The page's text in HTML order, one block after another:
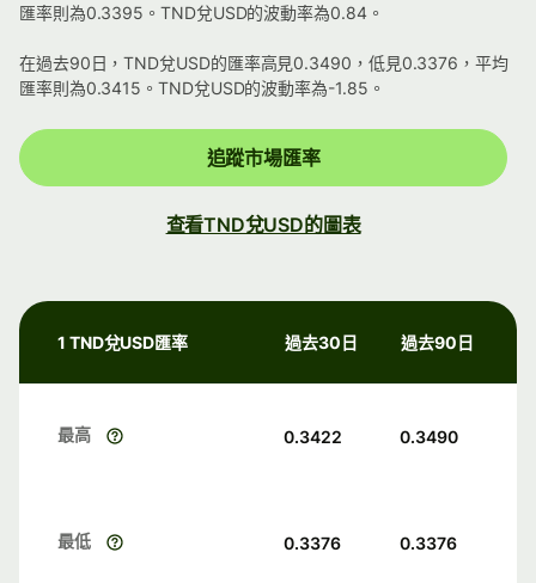
匯率則為0.3395。TND兌USD的波動率為0.84。
在過去90日，TND兌USD的匯率高見0.3490，低見0.3376，平均
匯率則為0.3415。TND兌USD的波動率為-1.85。
追蹤市場匯率
查看TND兌USD的圖表
1 TND兌USD匯率 過去30日 過去90日
最高 0.3422 0.3490
最低 0.3376 0.3376